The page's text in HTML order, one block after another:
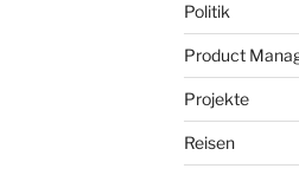
Politik
Product
Projekte
Reisen